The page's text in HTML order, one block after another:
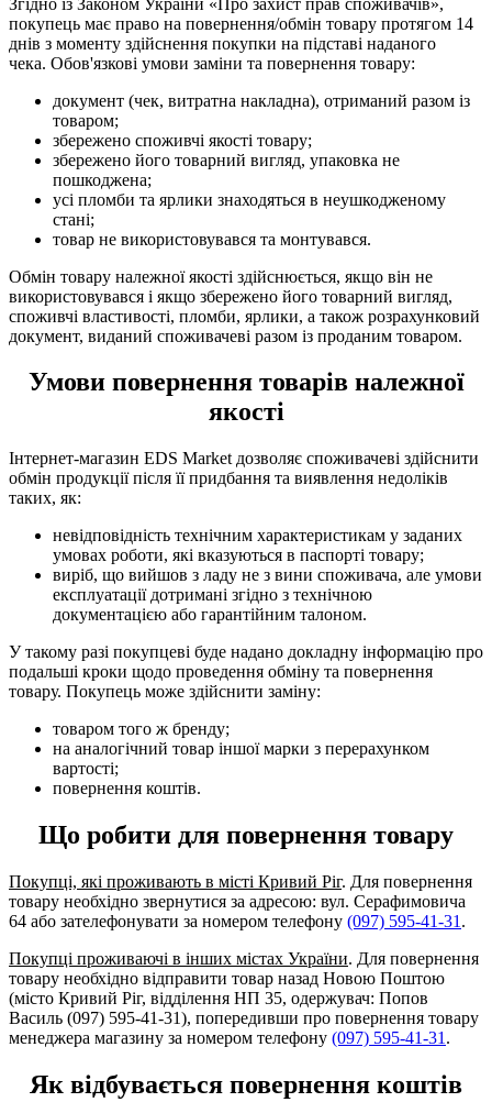
покупець має право на повернення/обмін товару протягом 14
днів з моменту здійснення покупки на підставі наданого
чека. Обов'язкові умови заміни та повернення товару:
документ (чек, витратна накладна), отриманий разом із
товаром;
збережено споживчі якості товару;
збережено його товарний вигляд, упаковка не
пошкоджена;
усі пломби та ярлики знаходяться в неушкодженому
стані;
товар не використовувався та монтувався.
Обмін товару належної якості здійснюється, якщо він не
використовувався і якщо збережено його товарний вигляд,
споживчі властивості, пломби, ярлики, а також розрахунковий
документ, виданий споживачеві разом із проданим товаром.
Умови повернення товарів належної
якості
Інтернет-магазин EDS Market дозволяє споживачеві здійснити
обмін продукції після її придбання та виявлення недоліків
таких, як:
невідповідність технічним характеристикам у заданих
умовах роботи, які вказуються в паспорті товару;
виріб, що вийшов з ладу не з вини споживача, але умови
експлуатації дотримані згідно з технічною
документацією або гарантійним талоном.
У такому разі покупцеві буде надано докладну інформацію про
подальші кроки щодо проведення обміну та повернення
товару. Покупець може здійснити заміну:
товаром того ж бренду;
на аналогічний товар іншої марки з перерахунком
вартості;
повернення коштів.
Що робити для повернення товару
Покупці, які проживають в місті Кривий Ріг. Для повернення
товару необхідно звернутися за адресою: вул. Серафимовича
64 або зателефонувати за номером телефону (097) 595-41-31 .
Покупці проживаючі в інших містах України. Для повернення
товару необхідно відправити товар назад Новою Поштою
(місто Кривий Ріг, відділення НП 35, одержувач: Попов
Василь (097) 595-41-31), попередивши про повернення товару
менеджера магазину за номером телефону (097) 595-41-31 .
Як відбувається повернення коштів